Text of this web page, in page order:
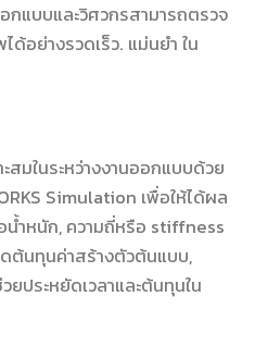
แบบและวิศวกรสามารถตรวจ
อย่างรวดเร็ว. แม่นยำ ใน
ะสมในระหว่างงานออกแบบด้วย
Simulation เพื่อให้ได้ผล
น้ำหนัก, ความถี่หรือ stiffness
ต้นทุนค่าสร้างตัวต้นแบบ,
ประหยัดเวลาและต้นทุนใน